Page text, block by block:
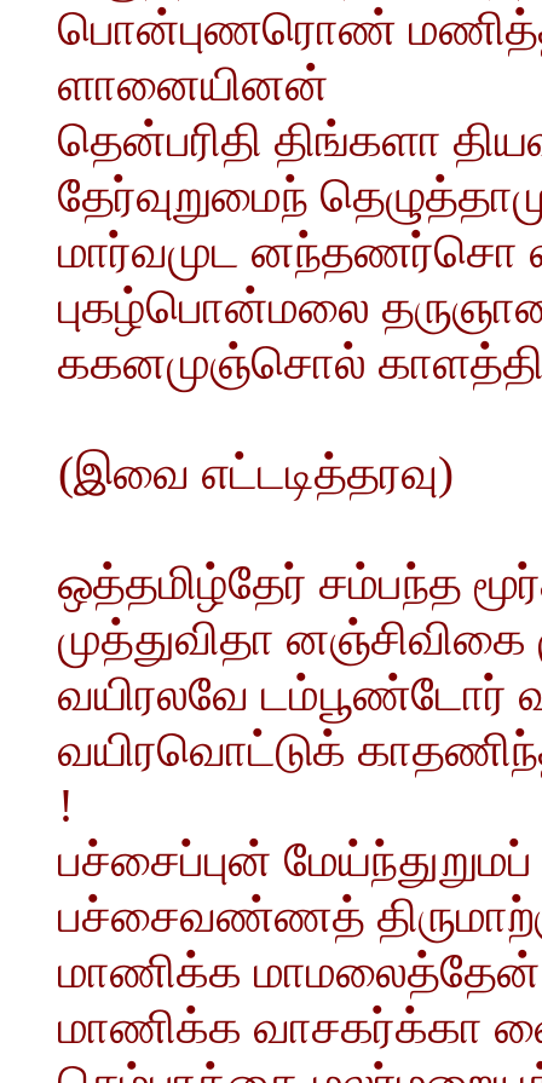
பொன்புணரொண்
ளானையினன்
தென்பரிதி திங்களா
தேர்வுறுமைந்
மார்வமுட
புகழ்பொன்மலை
ககனமுஞ்சொல்
(இவை எட்டடித்தரவு)
ஒத்தமிழ்தேர் சம்பந்த
முத்துவிதா
வயிரலவே
வயிரவொட்டுக்
!
பச்சைப்புன்
பச்சைவண்ணத்
மாணிக்க மாமலைத்தேன்
மாணிக்க வாசகர்க்கா